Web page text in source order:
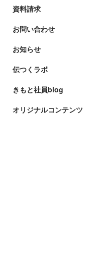
資料請求
お問い合わせ
お知らせ
伝つくラボ
きもと社員blog
オリジナルコンテンツ